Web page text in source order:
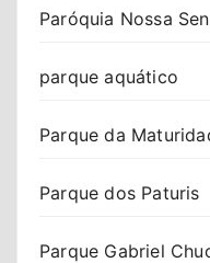
Paróquia Nossa
parque aquático
Parque da
Parque dos Paturis
Parque Gabriel